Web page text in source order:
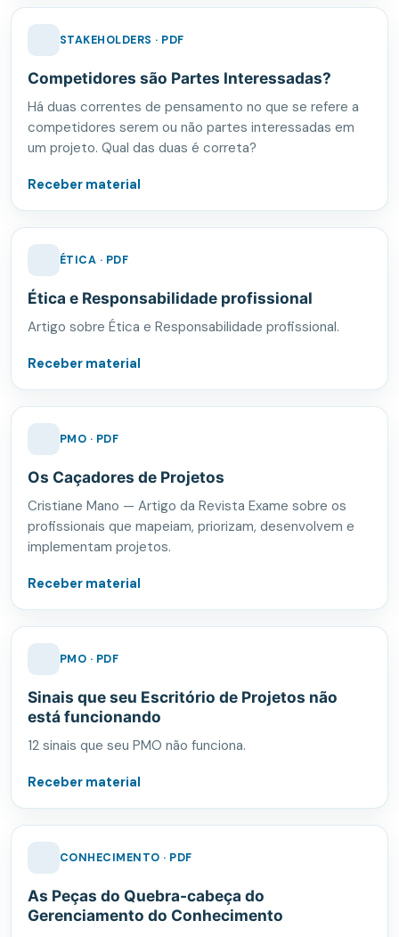
STAKEHOLDERS · PDF
Competidores são Partes Interessadas?
Há duas correntes de pensamento no que se refere a
competidores serem ou não partes interessadas em
um projeto. Qual das duas é correta?
Receber material
ÉTICA · PDF
Ética e Responsabilidade profissional
Artigo sobre Ética e Responsabilidade profissional.
Receber material
PMO · PDF
Os Caçadores de Projetos
Cristiane Mano — Artigo da Revista Exame sobre os
profissionais que mapeiam, priorizam, desenvolvem e
implementam projetos.
Receber material
PMO · PDF
Sinais que seu Escritório de Projetos não
está funcionando
12 sinais que seu PMO não funciona.
Receber material
CONHECIMENTO · PDF
As Peças do Quebra-cabeça do
Gerenciamento do Conhecimento